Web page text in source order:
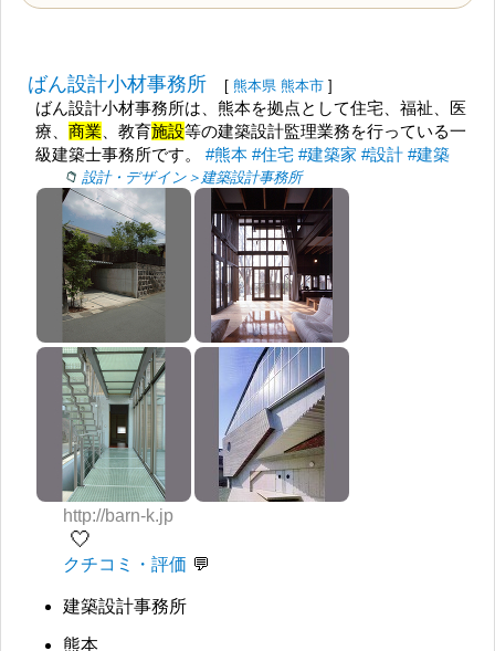
ばん設計小材事務所 [ 熊本県 熊本市 ]
ばん設計小材事務所は、熊本を拠点として住宅、福祉、医
療、商業 、教育施設等の建築設計監理業務を行っている一
級建築士事務所です。#熊本 #住宅 #建築家 #設計 #建築
設計・デザイン＞建築設計事務所
http://barn-k.jp
🤍
クチコミ・評価
建築設計事務所
熊本